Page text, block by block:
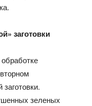
заготовки
зеленых